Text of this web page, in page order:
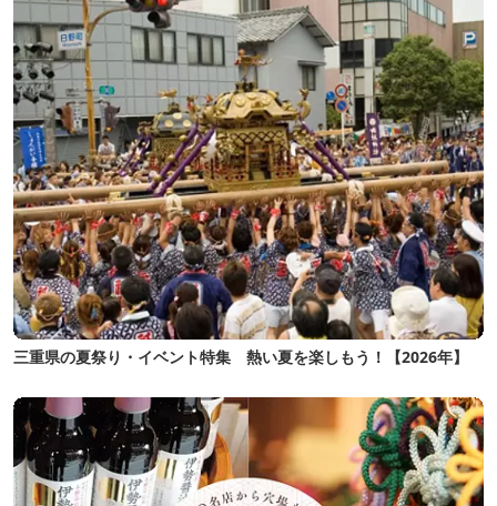
三重県の夏祭り・イベント特集 熱い夏を楽しもう！【2026年】